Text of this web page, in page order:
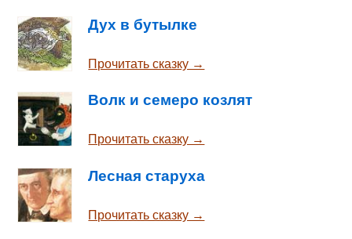
Дух в бутылке
Прочитать сказку →
Волк и семеро козлят
Прочитать сказку →
Лесная старуха
Прочитать сказку →